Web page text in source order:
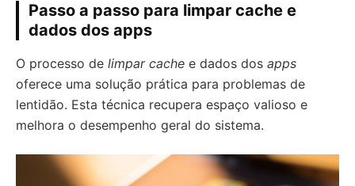
Passo a passo para limpar cache e
dados dos apps
O processo de limpar cache e dados dos apps
oferece uma solução prática para problemas de
lentidão. Esta técnica recupera espaço valioso e
melhora o desempenho geral do sistema.